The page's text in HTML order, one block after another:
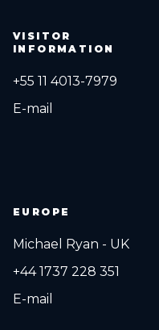
VISITOR
INFORMATION
+55 11 4013-7979
E-mail
EUROPE
Michael Ryan - UK
+44 1737 228 351
E-mail